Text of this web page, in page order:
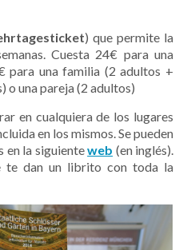
) que permite la
Cuesta 24€ para una
para una familia (2 adultos +
o una pareja (2 adultos)
en cualquiera de los lugares
en los mismos. Se pueden
en la siguienteweb (en inglés).
te dan un librito con toda la